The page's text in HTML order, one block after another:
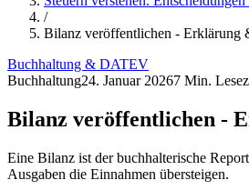
/
Bilanz veröffentlichen - Erklärung
Buchhaltung & DATEV
Buchhaltung24. Januar 20267 Min.
Bilanz veröffentlichen -
Eine Bilanz ist der buchhalterische
Ausgaben die Einnahmen übersteigen.